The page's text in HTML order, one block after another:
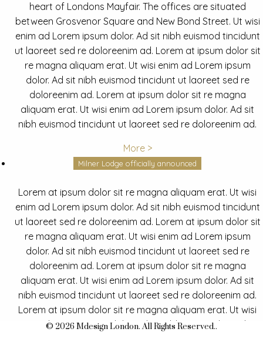
heart of Londons Mayfair. The offices are situated
between Grosvenor Square and New Bond Street. Ut wisi
enim ad Lorem ipsum dolor. Ad sit nibh euismod tincidunt
ut laoreet sed re doloreenim ad. Lorem at ipsum dolor sit
re magna aliquam erat. Ut wisi enim ad Lorem ipsum
dolor. Ad sit nibh euismod tincidunt ut laoreet sed re
doloreenim ad. Lorem at ipsum dolor sit re magna
aliquam erat. Ut wisi enim ad Lorem ipsum dolor. Ad sit
nibh euismod tincidunt ut laoreet sed re doloreenim ad.
More >
Milner Lodge officially announced
Lorem at ipsum dolor sit re magna aliquam erat. Ut wisi
enim ad Lorem ipsum dolor. Ad sit nibh euismod tincidunt
ut laoreet sed re doloreenim ad. Lorem at ipsum dolor sit
re magna aliquam erat. Ut wisi enim ad Lorem ipsum
dolor. Ad sit nibh euismod tincidunt ut laoreet sed re
doloreenim ad. Lorem at ipsum dolor sit re magna
aliquam erat. Ut wisi enim ad Lorem ipsum dolor. Ad sit
nibh euismod tincidunt ut laoreet sed re doloreenim ad.
Lorem at ipsum dolor sit re magna aliquam erat. Ut wisi
enim ad Lorem ipsum dolor. Ad sit nibh euismod tincidunt
© 2026 Mdesign London. All Rights Reserved..